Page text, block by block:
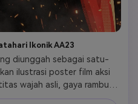
Ikonik AA23
diunggah sebagai satu-
ilustrasi poster film aksi
wajah asli, gaya rambut,
tubuh, dan pose tanpa